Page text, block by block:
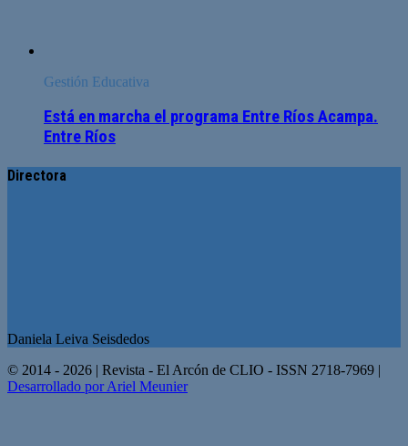
Gestión Educativa
Está en marcha el programa Entre Ríos Acampa.
Entre Ríos
Directora
Daniela Leiva Seisdedos
© 2014 - 2026 | Revista - El Arcón de CLIO - ISSN 2718-7969 |
Desarrollado por Ariel Meunier